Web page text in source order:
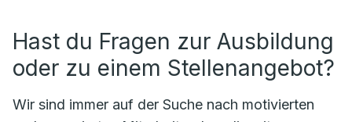
Hast du Fragen zur Ausbildung
oder zu einem Stellenangebot?
Wir sind immer auf der Suche nach motivierten